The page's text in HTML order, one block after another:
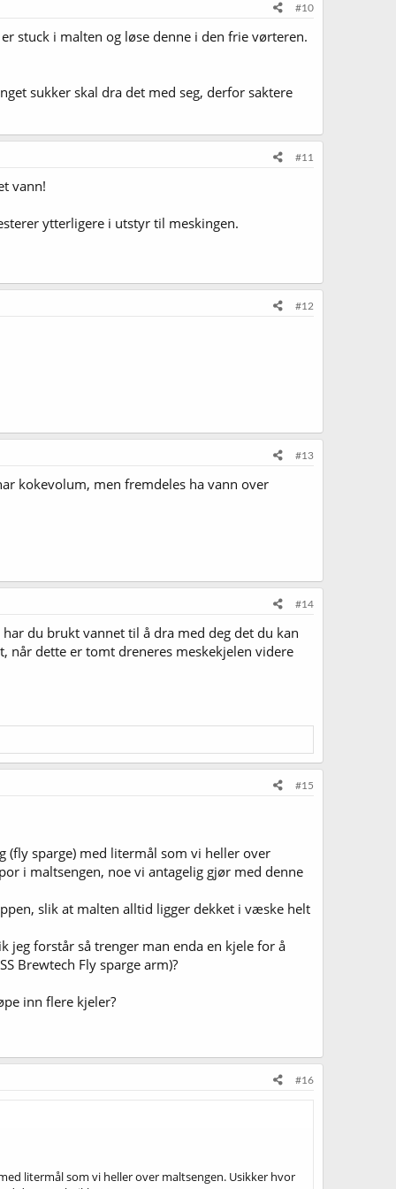
#10
stuck i malten og løse denne i den frie vørteren.
sukker skal dra det med seg, derfor saktere
#11
vann!
ytterligere i utstyr til meskingen.
#12
#13
kokevolum, men fremdeles ha vann over
#14
du brukt vannet til å dra med deg det du kan
når dette er tomt dreneres meskekjelen videre
#15
(fly sparge) med litermål som vi heller over
i maltsengen, noe vi antagelig gjør med denne
slik at malten alltid ligger dekket i væske helt
jeg forstår så trenger man enda en kjele for å
Brewtech Fly sparge arm)?
inn flere kjeler?
#16
litermål som vi heller over maltsengen. Usikker hvor